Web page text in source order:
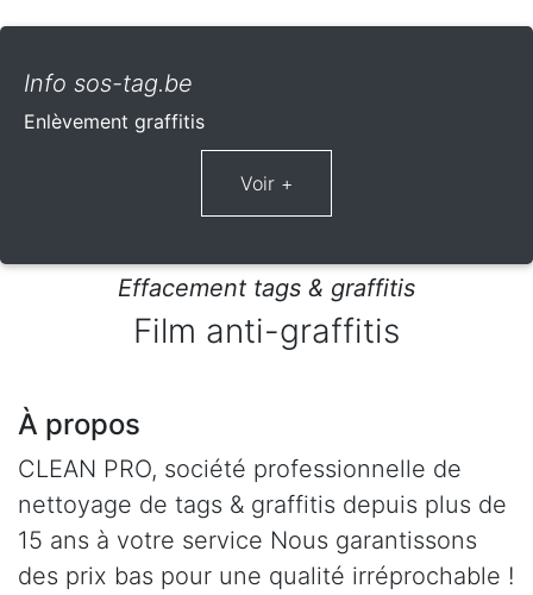
Info sos-tag.be
Enlèvement graffitis
Effacement tags & graffitis
Film anti-graffitis
À propos
CLEAN PRO, société professionnelle de
nettoyage de tags & graffitis depuis plus de
15 ans à votre service Nous garantissons
des prix bas pour une qualité irréprochable !